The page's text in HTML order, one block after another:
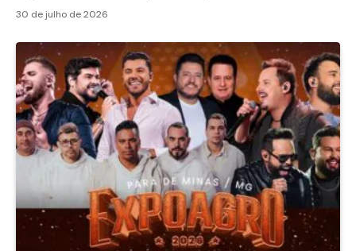
30 de julho de 2026